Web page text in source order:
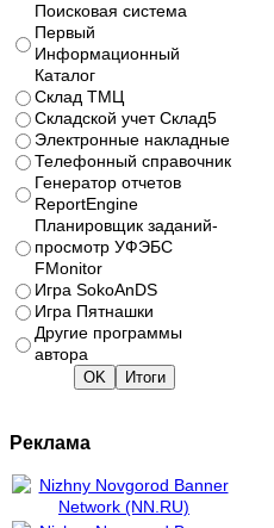
Поисковая система
Первый
Информационный
Каталог
Склад ТМЦ
Складской учет Склад5
Электронные накладные
Телефонный справочник
Генератор отчетов
ReportEngine
Планировщик заданий-
просмотр УФЭБС
FMonitor
Игра SokoAnDS
Игра Пятнашки
Другие программы
автора
Реклама